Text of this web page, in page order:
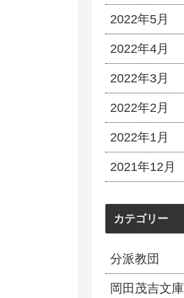
2022年5月
2022年4月
2022年3月
2022年2月
2022年1月
2021年12月
カテゴリー
分派教団
岡田茂吉文庫